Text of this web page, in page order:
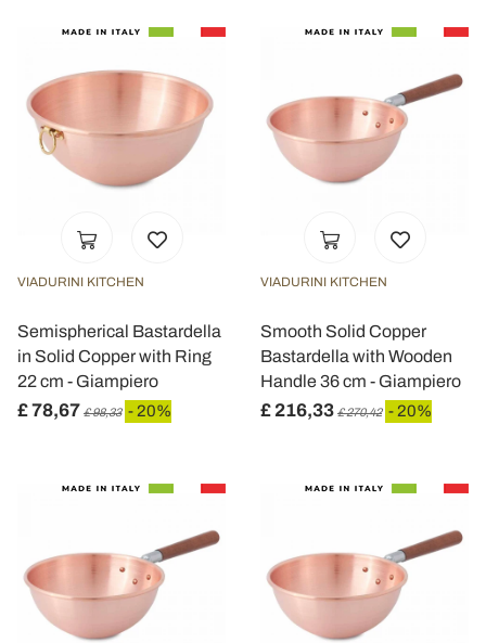
VIADURINI KITCHEN
Semispherical Bastardella
in Solid Copper with Ring
22 cm - Giampiero
£ 78,67 £ 98,33 - 20%
VIADURINI KITCHEN
Smooth Solid Copper
Bastardella with Wooden
Handle 36 cm - Giampiero
£ 216,33 £ 270,42 - 20%